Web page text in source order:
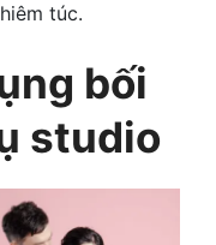
túc.
bối
studio